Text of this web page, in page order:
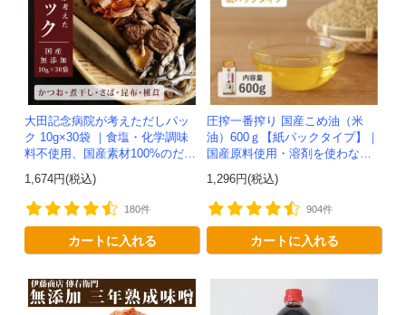
大田記念病院が考えただしパッ
ク 10g×30袋 ｜食塩・化学調味
料不使用、国産素材100%のだし
1,674円(税込)
180件
カートに入れる
圧搾一番搾り 国産こめ油（米
油）600ｇ【紙パックタイプ】｜
国産原料使用・溶剤を使わない
1,296円(税込)
904件
カートに入れる